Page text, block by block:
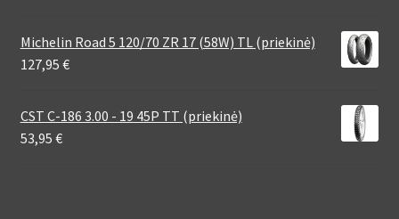
Michelin Road 5 120/70 ZR 17 (58W) TL (priekinė)
127,95 €
CST C-186 3.00 - 19 45P TT (priekinė)
53,95 €